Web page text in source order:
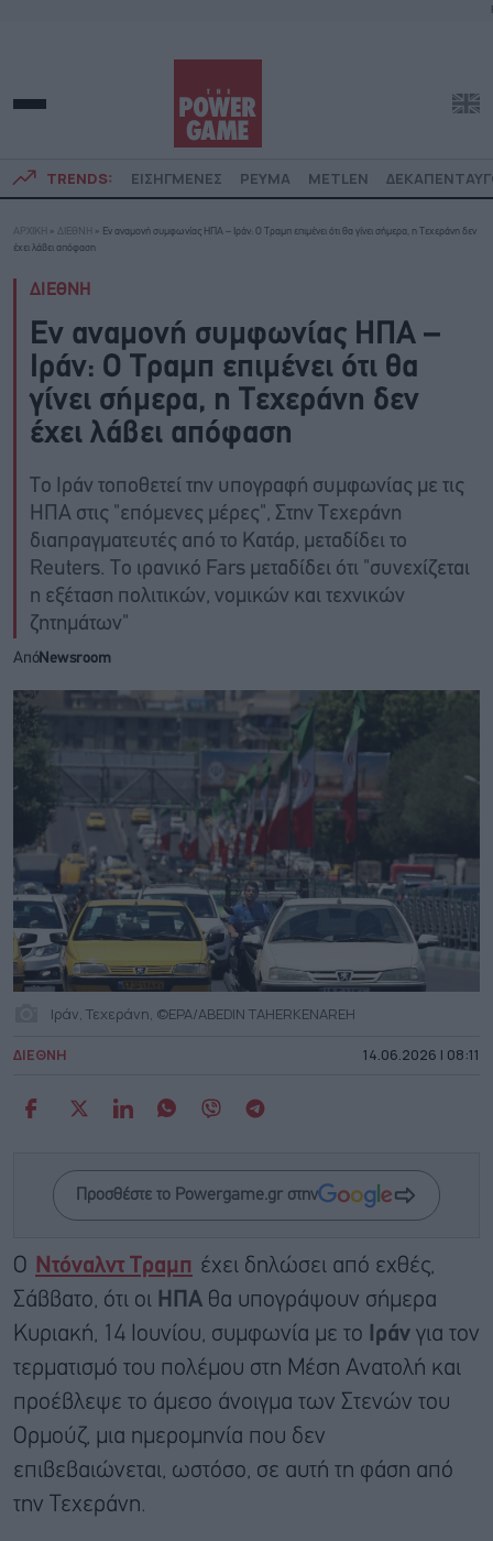
TRENDS: ΕΙΣΗΓΜΕΝΕΣ ΡΕΥΜΑ METLEN
ΑΡΧΙΚΗ » ΔΙΕΘΝΗ » Εν αναμονή συμφωνίας ΗΠΑ – Ιράν: Ο Τραμπ επιμένει ότι θα γίνει σήμερα, η Τεχεράνη δεν
έχει λάβει απόφαση
ΔΙΕΘΝΗ
Εν αναμονή συμφωνίας ΗΠΑ –
Ιράν: Ο Τραμπ επιμένει ότι θα
γίνει σήμερα, η Τεχεράνη δεν
έχει λάβει απόφαση
Το Ιράν τοποθετεί την υπογραφή συμφωνίας με τις
ΗΠΑ στις "επόμενες μέρες", Στην Τεχεράνη
διαπραγματευτές από το Κατάρ, μεταδίδει το
Reuters. Το ιρανικό Fars μεταδίδει ότι "συνεχίζεται
η εξέταση πολιτικών, νομικών και τεχνικών
ζητημάτων"
ΑπόNewsroom
Ιράν, Τεχεράνη, ©EPA/ABEDIN TAHERKENAREH
ΔΙΕΘΝΗ 14.06.2026 | 08:11
Προσθέστε το Powergame.gr στην
Ο Ντόναλντ Τραμπ έχει δηλώσει από εχθές,
Σάββατο, ότι οι ΗΠΑ θα υπογράψουν σήμερα
Κυριακή, 14 Ιουνίου, συμφωνία με το
Ιράν για τον
τερματισμό του πολέμου στη Μέση Ανατολή και
προέβλεψε το άμεσο άνοιγμα των Στενών του
Ορμούζ, μια ημερομηνία που δεν
επιβεβαιώνεται, ωστόσο, σε αυτή τη φάση από
την Τεχεράνη.